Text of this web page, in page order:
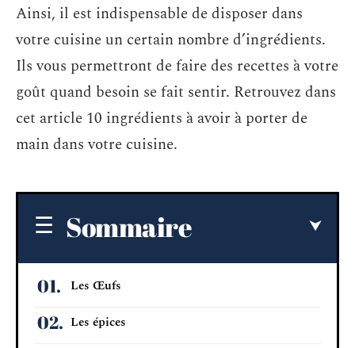
Ainsi, il est indispensable de disposer dans
votre cuisine un certain nombre d’ingrédients.
Ils vous permettront de faire des recettes à votre
goût quand besoin se fait sentir. Retrouvez dans
cet article 10 ingrédients à avoir à porter de
main dans votre cuisine.
Sommaire
Les Œufs
Les épices